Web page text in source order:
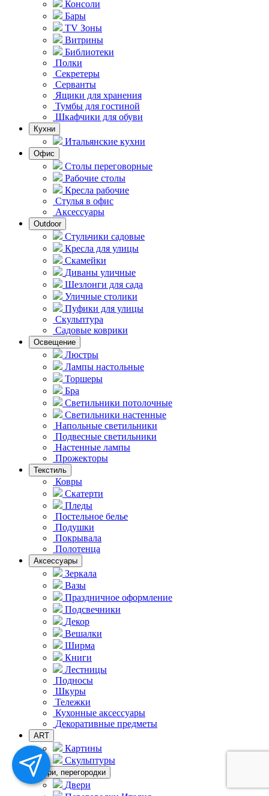
Консоли
Бары
TV Зоны
Витрины
Библиотеки
Полки
Секретеры
Серванты
Ящики для хранения
Тумбы для гостиной
Шкафчики для обуви
Кухни
Итальянские кухни
Офис
Столы переговорные
Рабочие столы
Кресла рабочие
Стулья в офис
Аксессуары
Outdoor
Стульчики садовые
Кресла для улицы
Скамейки
Диваны уличные
Шезлонги для сада
Уличные столики
Пуфики для улицы
Скульптура
Садовые коврики
Освещение
Люстры
Лампы настольные
Торшеры
Бра
Светильники потолочные
Светильники настенные
Напольные светильники
Подвесные светильники
Hастенные лампы
Прожекторы
Текстиль
Ковры
Скатерти
Пледы
Постельное белье
Подушки
Покрывала
Полотенца
Аксессуары
Зеркала
Вазы
Праздничное оформление
Подсвечники
Декор
Вешалки
Ширма
Книги
Лестницы
Подносы
Шкуры
Тележки
Кухонные аксессуары
Декоративные предметы
ART
Картины
Скульптуры
Двери, перегородки
Двери